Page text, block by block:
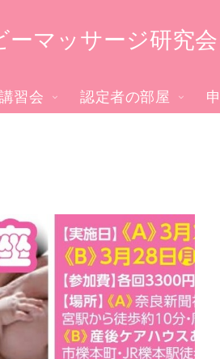
ーマッサージ研究会
習会 認定者の部屋